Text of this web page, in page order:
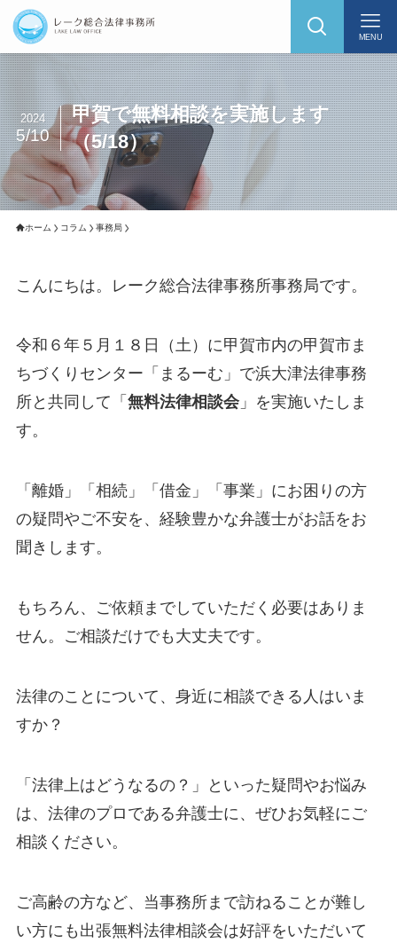
MENU
甲賀で無料相談を実施します
（5/18）
2024
5/10
ホーム コラム 事務局
こんにちは。レーク総合法律事務所事務局です。
令和６年５月１８日（土）に甲賀市内の甲賀市ま
ちづくりセンター「まるーむ」で浜大津法律事務
所と共同して「 無料法律相談会」を実施いたしま
す。
「離婚」「相続」「借金」「事業」にお困りの方
の疑問やご不安を、経験豊かな弁護士がお話をお
聞きします。
もちろん、ご依頼までしていただく必要はありま
せん。ご相談だけでも大丈夫です。
法律のことについて、身近に相談できる人はいま
すか？
「法律上はどうなるの？」といった疑問やお悩み
は、法律のプロである弁護士に、ぜひお気軽にご
相談ください。
ご⾼齢の⽅など、当事務所まで訪ねることが難し
い⽅にも出張無料法律相談会は好評をいただいて